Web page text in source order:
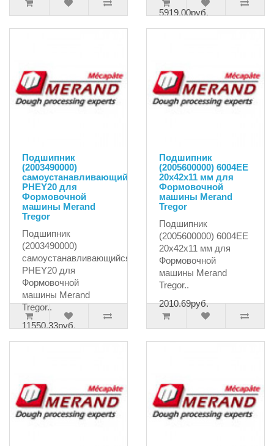
5919.00руб.
Подшипник
(2003490000)
самоустанавливающийся
PHEY20 для
Формовочной
машины Merand
Tregor
Подшипник
(2003490000)
самоустанавливающийся
PHEY20 для
Формовочной
машины Merand
Tregor..
11550.33руб.
Подшипник
(2005600000) 6004EE
20x42x11 мм для
Формовочной
машины Merand
Tregor
Подшипник
(2005600000) 6004EE
20x42x11 мм для
Формовочной
машины Merand
Tregor..
2010.69руб.